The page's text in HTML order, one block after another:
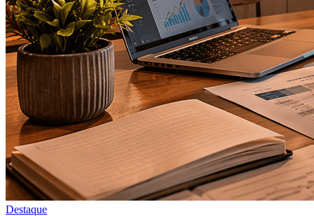
Destaque